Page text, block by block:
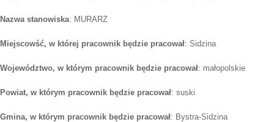
Nazwa stanowiska: MURARZ
Miejscowść, w której pracownik będzie pracował: Sidzina
Województwo, w którym pracownik będzie pracował: małopolskie
Powiat, w którym pracownik będzie pracował: suski
Gmina, w którym pracownik będzie pracował: Bystra-Sidzina